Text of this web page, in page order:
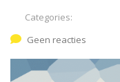
Categories:
Geen reacties